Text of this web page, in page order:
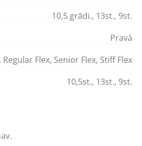
10,5 grādi., 13st., 9st.
Pravá
, Regular Flex, Senior Flex, Stiff Flex
10,5st., 13st., 9st.